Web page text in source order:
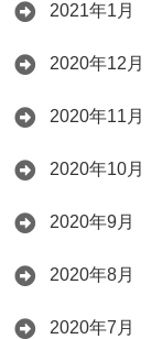
2021年1月
2020年12月
2020年11月
2020年10月
2020年9月
2020年8月
2020年7月